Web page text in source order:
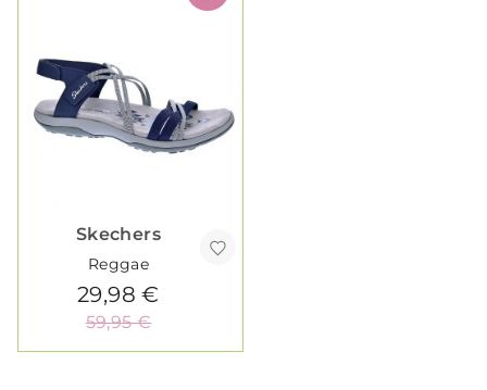
Skechers
Reggae
29,98 €
59,95 €